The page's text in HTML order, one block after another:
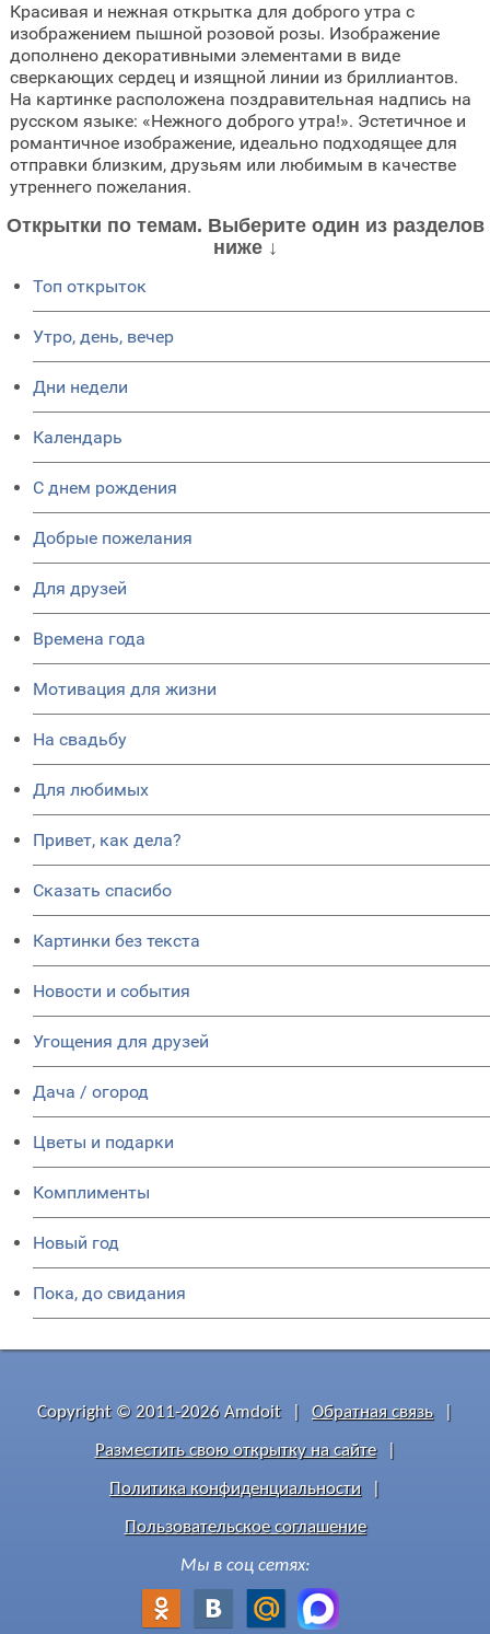
Красивая и нежная открытка для доброго утра с
изображением пышной розовой розы. Изображение
дополнено декоративными элементами в виде
сверкающих сердец и изящной линии из бриллиантов.
На картинке расположена поздравительная надпись на
русском языке: «Нежного доброго утра!». Эстетичное и
романтичное изображение, идеально подходящее для
отправки близким, друзьям или любимым в качестве
утреннего пожелания.
Открытки по темам. Выберите один из разделов
ниже ↓
Топ открыток
Утро, день, вечер
Дни недели
Календарь
C днем рождения
Добрые пожелания
Для друзей
Времена года
Мотивация для жизни
На свадьбу
Для любимых
Привет, как дела?
Сказать спасибо
Картинки без текста
Новости и события
Угощения для друзей
Дача / огород
Цветы и подарки
Комплименты
Новый год
Пока, до свидания
Copyright © 2011-2026 Amdoit Обратная связь
Разместить свою открытку на сайте
Политика конфиденциальности
Пользовательское соглашение
Мы в соц сетях: